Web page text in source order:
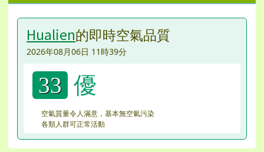
Hualien的即時空氣品質
2026年08月06日 11時39分
33 優
空氣質量令人滿意，基本無空氣污染
各類人群可正常活動